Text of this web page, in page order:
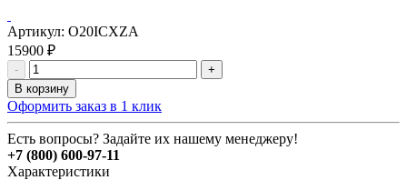
Артикул: O20ICXZA
15900 ₽
-
+
В корзину
Оформить заказ в 1 клик
Есть вопросы? Задайте их нашему менеджеру!
+7 (800) 600-97-11
Характеристики